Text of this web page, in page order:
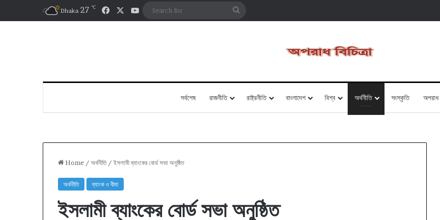
Dhaka 27 ℃ FacebookYouTube
সর্বশেষ রাজনীতি রাষ্ট্রনীতি বাংলাদেশ বিশ্ব অর্থনীতি সংস্কৃতি অপরাধ
Home / অর্থনীতি / ইসলামী ব্যাংকের বোর্ড সভা অনুষ্ঠিত
অর্থনীতি ব্যাংক ও বীমা
ইসলামী ব্যাংকের বোর্ড সভা অনুষ্ঠিত